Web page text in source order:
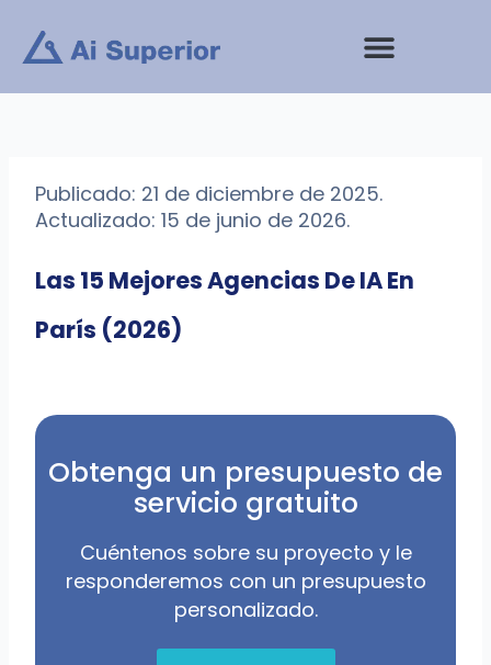
contenido
Publicado: 21 de diciembre de 2025.
Actualizado: 15 de junio de 2026.
Las 15 Mejores Agencias De IA En
París (2026)
Obtenga un presupuesto de
servicio gratuito
Cuéntenos sobre su proyecto y le
responderemos con un presupuesto
personalizado.